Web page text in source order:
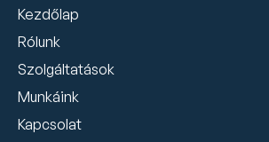
Kezdőlap
Rólunk
Szolgáltatások
Munkáink
Kapcsolat